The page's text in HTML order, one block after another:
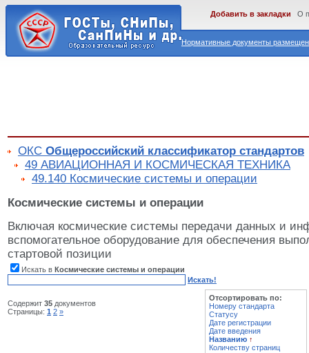
Нормативные документы
Добавить в закладки О
ОКС Общероссийский классификатор стандартов
49 АВИАЦИОННАЯ И КОСМИЧЕСКАЯ ТЕХНИКА
49.140 Космические системы и операции
Космические системы и операции
Включая космические системы передачи данных и
вспомогательное оборудование для обеспечения
стартовой позиции
Искать в Космические системы и операции
Искать!
Содержит 35 документов
Страницы: 1 2 »
Отсортировать по:
Номеру стандарта
Статусу
Дате регистрации
Дате введения
Названию ↑
Количеству страниц